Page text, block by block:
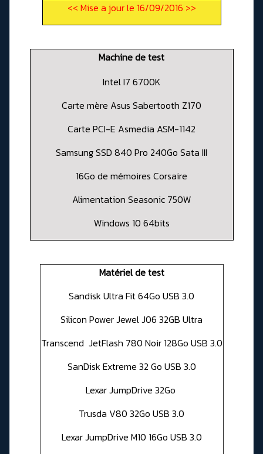
<< Mise a jour le 16/09/2016 >>
Machine de test
Intel I7 6700K
Carte mère Asus Sabertooth Z170
Carte PCI-E Asmedia ASM-1142
Samsung SSD 840 Pro 240Go Sata III
16Go de mémoires Corsaire
Alimentation Seasonic 750W
Windows 10 64bits
Matériel de test
Sandisk Ultra Fit 64Go USB 3.0
Silicon Power Jewel J06 32GB Ultra
Transcend JetFlash 780 Noir 128Go USB 3.0
SanDisk Extreme 32 Go USB 3.0
Lexar JumpDrive 32Go
Trusda V80 32Go USB 3.0
Lexar JumpDrive M10 16Go USB 3.0